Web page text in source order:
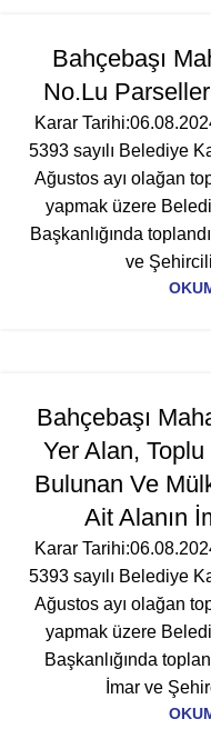
Bahçebaşı
No.Lu
Karar
5393 sayılı Belediye
Ağustos ayı olağan
yapmak üzere
Başkanlığında
ve
Bahçebaşı
Yer Alan,
Bulunan Ve
Ait Alanın
Karar
5393 sayılı Belediye
Ağustos ayı olağan
yapmak üzere
Başkanlığında
İmar ve